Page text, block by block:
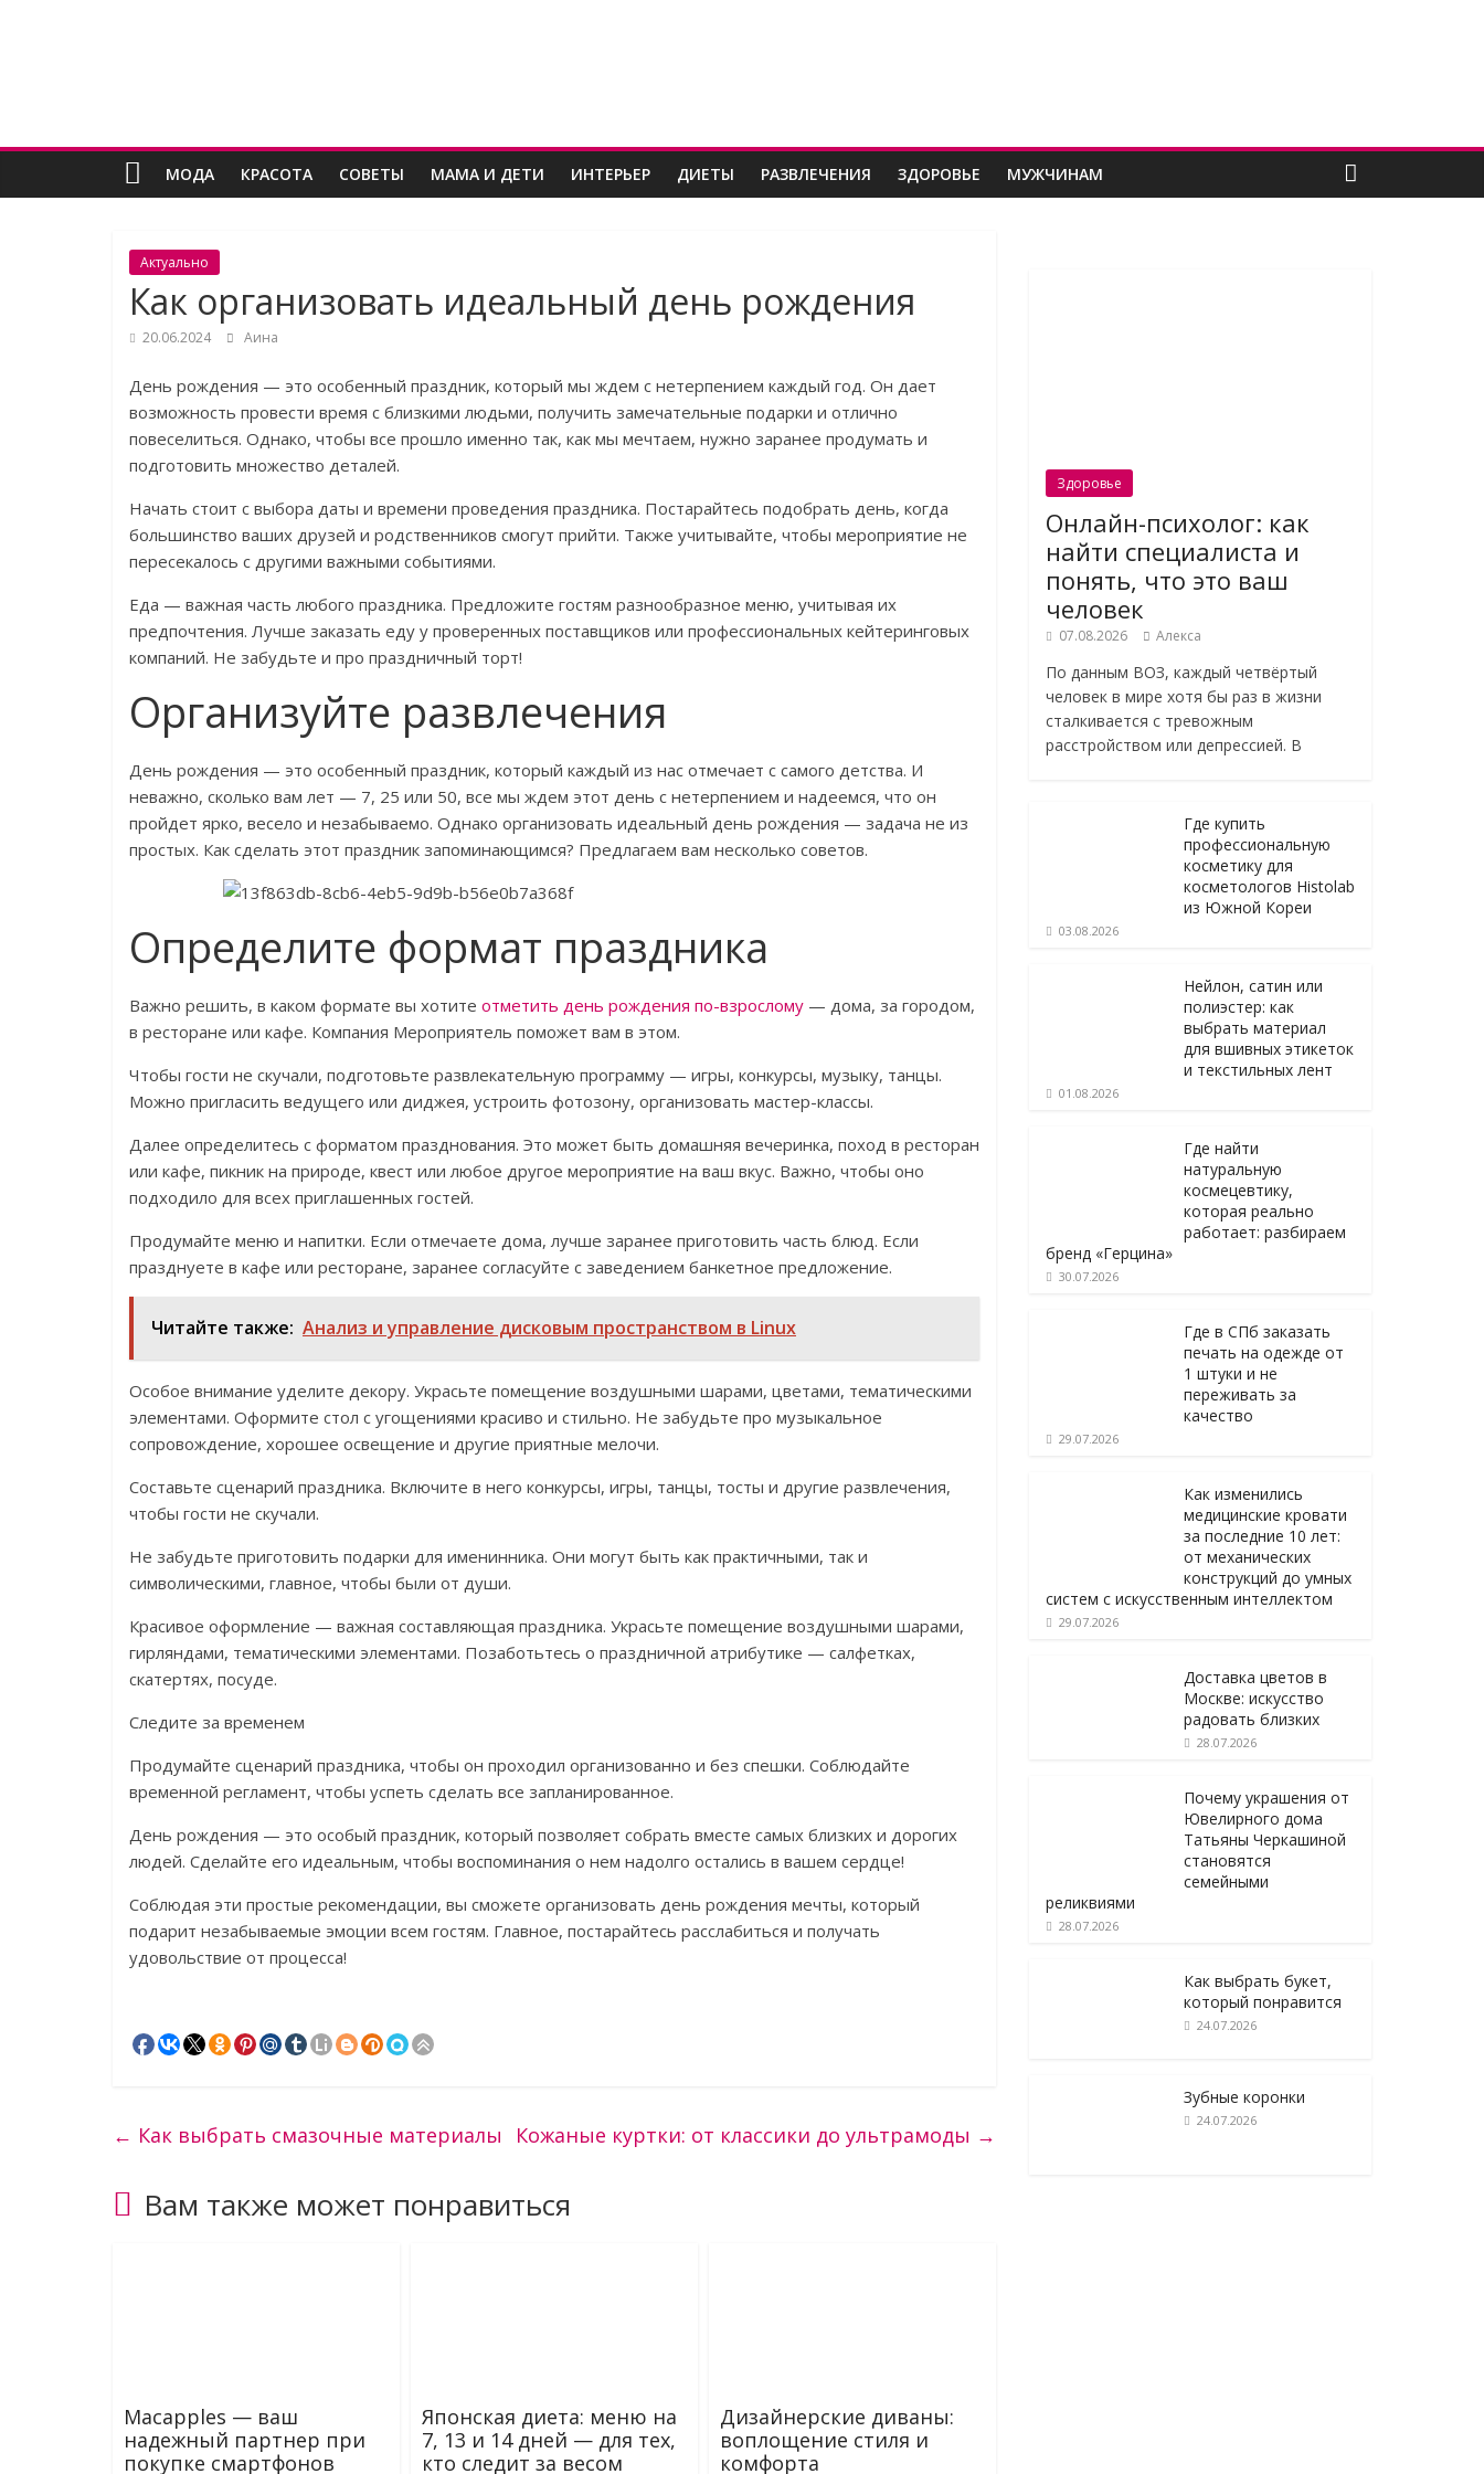
Блог
полезных
женщин
МОДА КРАСОТА СОВЕТЫ МАМА И ДЕТИ ИНТЕРЬЕР ДИЕТЫ РАЗВЛЕЧЕНИЯ ЗДОРОВЬЕ МУЖЧИНАМ
Актуально
Как организовать идеальный день рождения
20.06.2024 Аина
День рождения — это особенный праздник, который мы ждем с нетерпением каждый год. Он дает
возможность провести время с близкими людьми, получить замечательные подарки и отлично
повеселиться. Однако, чтобы все прошло именно так, как мы мечтаем, нужно заранее продумать и
подготовить множество деталей.
Начать стоит с выбора даты и времени проведения праздника. Постарайтесь подобрать день, когда
большинство ваших друзей и родственников смогут прийти. Также учитывайте, чтобы мероприятие не
пересекалось с другими важными событиями.
Еда — важная часть любого праздника. Предложите гостям разнообразное меню, учитывая их
предпочтения. Лучше заказать еду у проверенных поставщиков или профессиональных кейтеринговых
компаний. Не забудьте и про праздничный торт!
Организуйте развлечения
День рождения — это особенный праздник, который каждый из нас отмечает с самого детства. И
неважно, сколько вам лет — 7, 25 или 50, все мы ждем этот день с нетерпением и надеемся, что он
пройдет ярко, весело и незабываемо. Однако организовать идеальный день рождения — задача не из
простых. Как сделать этот праздник запоминающимся? Предлагаем вам несколько советов.
Определите формат праздника
Важно решить, в каком формате вы хотите отметить день рождения по-взрослому — дома, за городом,
в ресторане или кафе. Компания Мероприятель поможет вам в этом.
Чтобы гости не скучали, подготовьте развлекательную программу — игры, конкурсы, музыку, танцы.
Можно пригласить ведущего или диджея, устроить фотозону, организовать мастер-классы.
Далее определитесь с форматом празднования. Это может быть домашняя вечеринка, поход в ресторан
или кафе, пикник на природе, квест или любое другое мероприятие на ваш вкус. Важно, чтобы оно
подходило для всех приглашенных гостей.
Продумайте меню и напитки. Если отмечаете дома, лучше заранее приготовить часть блюд. Если
празднуете в кафе или ресторане, заранее согласуйте с заведением банкетное предложение.
Читайте также: Анализ и управление дисковым пространством в Linux
Особое внимание уделите декору. Украсьте помещение воздушными шарами, цветами, тематическими
элементами. Оформите стол с угощениями красиво и стильно. Не забудьте про музыкальное
сопровождение, хорошее освещение и другие приятные мелочи.
Составьте сценарий праздника. Включите в него конкурсы, игры, танцы, тосты и другие развлечения,
чтобы гости не скучали.
Не забудьте приготовить подарки для именинника. Они могут быть как практичными, так и
символическими, главное, чтобы были от души.
Красивое оформление — важная составляющая праздника. Украсьте помещение воздушными шарами,
гирляндами, тематическими элементами. Позаботьтесь о праздничной атрибутике — салфетках,
скатертях, посуде.
Следите за временем
Продумайте сценарий праздника, чтобы он проходил организованно и без спешки. Соблюдайте
временной регламент, чтобы успеть сделать все запланированное.
День рождения — это особый праздник, который позволяет собрать вместе самых близких и дорогих
людей. Сделайте его идеальным, чтобы воспоминания о нем надолго остались в вашем сердце!
Соблюдая эти простые рекомендации, вы сможете организовать день рождения мечты, который
подарит незабываемые эмоции всем гостям. Главное, постарайтесь расслабиться и получать
удовольствие от процесса!
← Как выбрать смазочные материалы Кожаные куртки: от классики до ультрамоды →
Вам также может понравиться
Macapples — ваш
надежный партнер при
покупке смартфонов
Японская диета: меню на
7, 13 и 14 дней — для тех,
кто следит за весом
Дизайнерские диваны:
воплощение стиля и
комфорта
Здоровье
Онлайн-психолог: как
найти специалиста и
понять, что это ваш
человек
07.08.2026 Алекса
По данным ВОЗ, каждый четвёртый
человек в мире хотя бы раз в жизни
сталкивается с тревожным
расстройством или депрессией. В
Где купить
профессиональную
косметику для
косметологов Histolab
из Южной Кореи
03.08.2026
Нейлон, сатин или
полиэстер: как
выбрать материал
для вшивных этикеток
и текстильных лент
01.08.2026
Где найти
натуральную
космецевтику,
которая реально
работает: разбираем
бренд «Герцина»
30.07.2026
Где в СПб заказать
печать на одежде от
1 штуки и не
переживать за
качество
29.07.2026
Как изменились
медицинские кровати
за последние 10 лет:
от механических
конструкций до умных
систем с искусственным интеллектом
29.07.2026
Доставка цветов в
Москве: искусство
радовать близких
28.07.2026
Почему украшения от
Ювелирного дома
Татьяны Черкашиной
становятся
семейными
реликвиями
28.07.2026
Как выбрать букет,
который понравится
24.07.2026
Зубные коронки
24.07.2026